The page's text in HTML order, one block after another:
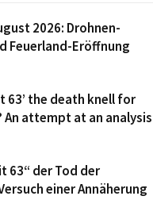
2026: Drohnen-
Feuerland-Eröffnung
63’ the death knell for
attempt at an analysis
63“ der Tod der
einer Annäherung